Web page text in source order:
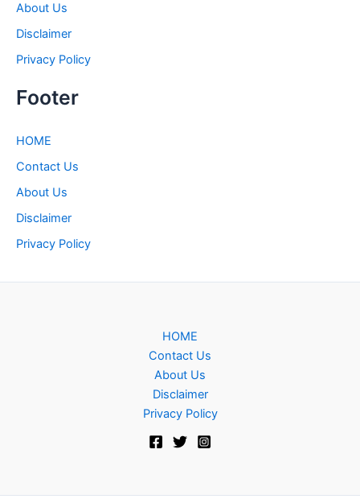
About Us
Disclaimer
Privacy Policy
Footer
HOME
Contact Us
About Us
Disclaimer
Privacy Policy
HOME
Contact Us
About Us
Disclaimer
Privacy Policy